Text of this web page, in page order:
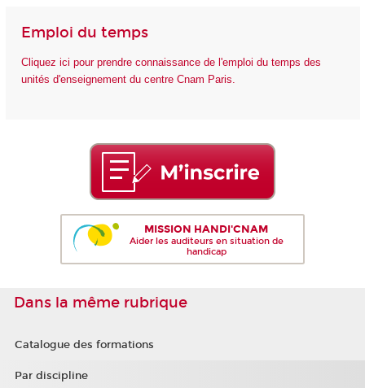
Emploi du temps
Cliquez ici pour prendre connaissance de l'emploi du temps des
unités d'enseignement du centre Cnam Paris.
MISSION HANDI'CNAM
Aider les auditeurs en situation de
handicap
Dans la même rubrique
Catalogue des formations
Par discipline